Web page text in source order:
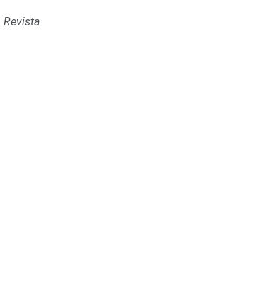
Revista